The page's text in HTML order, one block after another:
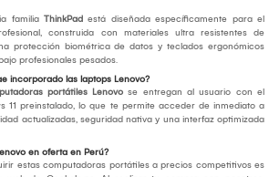
familia ThinkPad está diseñada específicamente para el
construida con materiales ultra resistentes de
protección biométrica de datos y teclados ergonómicos
profesionales pesados.
incorporado las laptops Lenovo?
portátiles Lenovo se entregan al usuario con el
11 preinstalado, lo que te permite acceder de inmediato a
actualizadas, seguridad nativa y una interfaz optimizada
en oferta en Perú?
estas computadoras portátiles a precios competitivos es